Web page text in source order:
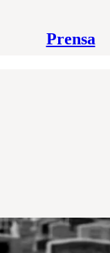
Prensa